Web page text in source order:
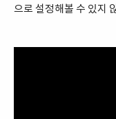
으로 설정해볼 수 있지